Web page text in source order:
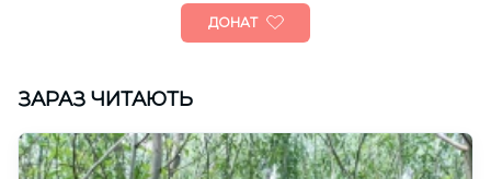
ДОНАТ
ЗАРАЗ ЧИТАЮТЬ